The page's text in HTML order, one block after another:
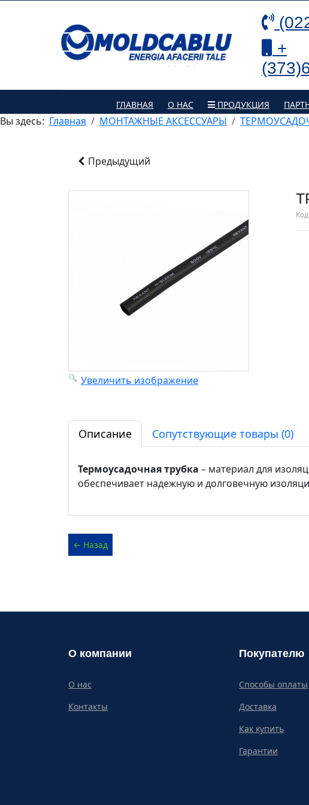
+
ГЛАВНАЯ О НАС ПРОДУКЦИЯ
Вы здесь: Главная МОНТАЖНЫЕ АКСЕССУАРЫ
Предыдущий
Увеличить изображение
Описание Сопутствующие товары (0)
Термоусадочная трубка – материал для
обеспечивает надежную и долговечную
О компании
О нас
Контакты
Покупателю
Способы оплаты
Доставка
Как купить
Гарантии